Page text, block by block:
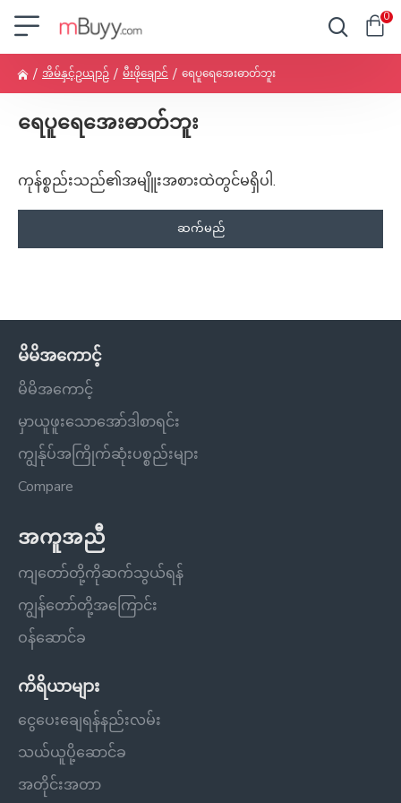
0
အိမ်နှင့်ဥယျာဉ် မီးဖိုချောင် ရေပူရေအေးဓာတ်ဘူး
ရေပူရေအေးဓာတ်ဘူး
ကုန်စ္စည်းသည်၏အမျိူးအစားထဲတွင်မရှိပါ.
ဆက်မည်
မိမိအကောင့်
မိမိအကောင့်
မှာယူဖူးသောအော်ဒါစာရင်း
ကျွန်ုပ်အကြိုက်ဆုံးပစ္စည်းများ
Compare
အကူအညီ
ကျတော်တို့ကိုဆက်သွယ်ရန်
ကျွန်တော်တို့အကြောင်း
ဝန်ဆောင်ခ
ကိရိယာများ
ငွေပေးချေရန်နည်းလမ်း
သယ်ယူပို့ဆောင်ခ
အတိုင်းအတာ